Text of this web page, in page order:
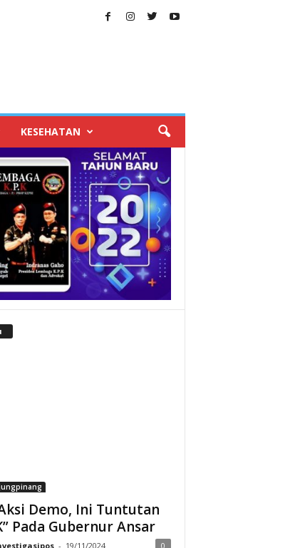
KESEHATAN
Demo, Ini Tuntutan
Pada Gubernur Ansar
- 19/11/2024 0